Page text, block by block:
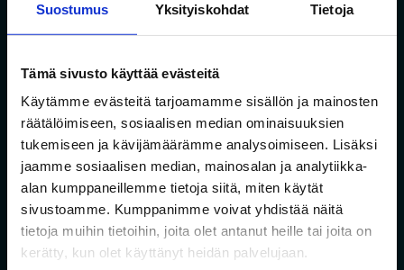
Suostumus Yksityiskohdat Tietoja
Tämä sivusto käyttää evästeitä
Käytämme evästeitä tarjoamamme sisällön ja mainosten
räätälöimiseen, sosiaalisen median ominaisuuksien
tukemiseen ja kävijämäärämme analysoimiseen. Lisäksi
jaamme sosiaalisen median, mainosalan ja analytiikka-
alan kumppaneillemme tietoja siitä, miten käytät
sivustoamme. Kumppanimme voivat yhdistää näitä
tietoja muihin tietoihin, joita olet antanut heille tai joita on
kerätty, kun olet käyttänyt heidän palvelujaan.
uusista asunnoista sekä pääset varaamaan
asuntoja ennen muita.
Sähköposti
Suostumus*
Hyväksyntietosuojaselosteen mukaisen
tietojeni käytön.*